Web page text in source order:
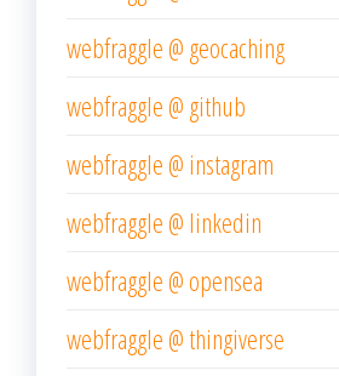
webfraggle @ geocaching
webfraggle @ github
webfraggle @ instagram
webfraggle @ linkedin
webfraggle @ opensea
webfraggle @ thingiverse